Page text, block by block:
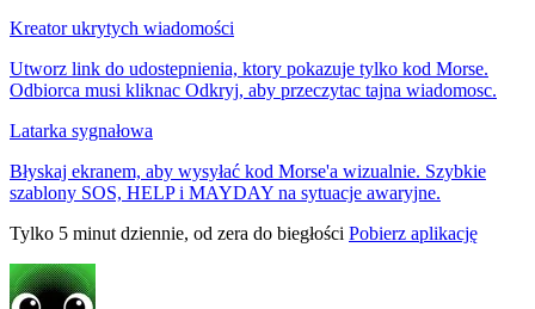
Kreator ukrytych wiadomości
Utworz link do udostepnienia, ktory pokazuje tylko kod Morse.
Odbiorca musi kliknac Odkryj, aby przeczytac tajna wiadomosc.
Latarka sygnałowa
Błyskaj ekranem, aby wysyłać kod Morse'a wizualnie. Szybkie
szablony SOS, HELP i MAYDAY na sytuacje awaryjne.
Tylko 5 minut dziennie, od zera do biegłości Pobierz aplikację